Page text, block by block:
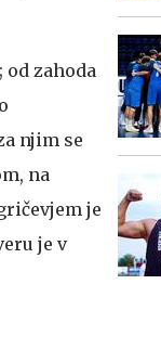
od zahoda
njim se
na
je
je v